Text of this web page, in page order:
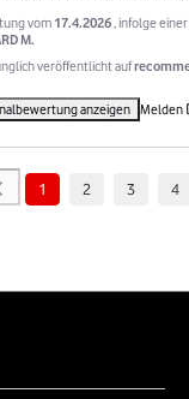
vom 17.4.2026 , infolge
M.
veröffentlicht auf
anzeigen Melden
1 2 3 4